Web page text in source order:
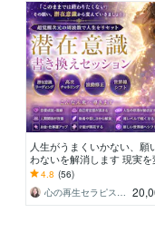
人生がうまくいかない、願
わないを解消します 現実を
るために努力したのに、自
もう無理と感じている
4.8 (56)
心の再生セラピスト YASUKO